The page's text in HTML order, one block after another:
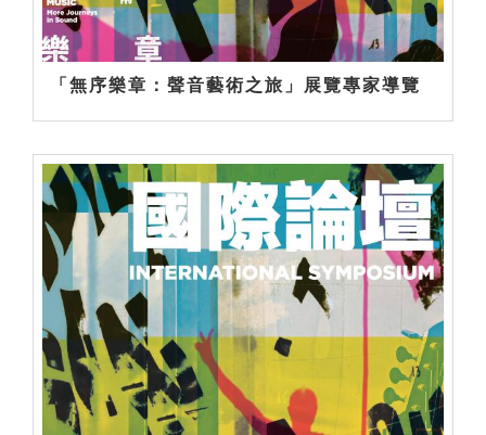
「無序樂章：聲音藝術之旅」展覽專家導覽